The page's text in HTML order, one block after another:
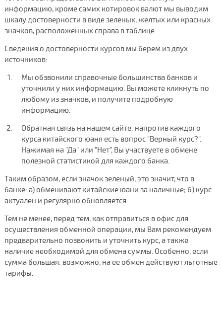
информацию, кроме самих котировок валют мы выводим
шкалу достоверности в виде зеленых, желтых или красных
значков, расположенных справа в таблице.
Сведения о достоверности курсов мы берем из двух
источников:
Мы обзвонили справочные большинства банков и
уточнили у них информацию. Вы можете кликнуть по
любому из значков, и получите подробную
информацию.
Обратная связь на нашем сайте: напротив каждого
курса китайского юаня есть вопрос "Верный курс?".
Нажимая на "Да" или "Нет", Вы участвуете в обмене
полезной статистикой для каждого банка.
Таким образом, если значок зеленый, это значит, что в
банке: а) обменивают китайские юани за наличные; б) курс
актуален и регулярно обновляется.
Тем не менее, перед тем, как отправиться в офис для
осуществления обменной операции, мы Вам рекомендуем
предварительно позвонить и уточнить курс, а также
наличие необходимой для обмена суммы. Особенно, если
сумма большая: возможно, на ее обмен действуют льготные
тарифы.